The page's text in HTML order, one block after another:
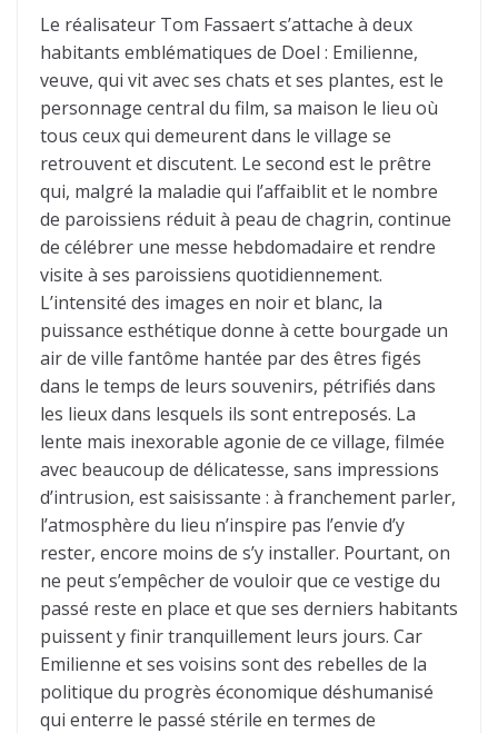
Le réalisateur Tom Fassaert s’attache à deux
habitants emblématiques de Doel : Emilienne,
veuve, qui vit avec ses chats et ses plantes, est le
personnage central du film, sa maison le lieu où
tous ceux qui demeurent dans le village se
retrouvent et discutent. Le second est le prêtre
qui, malgré la maladie qui l’affaiblit et le nombre
de paroissiens réduit à peau de chagrin, continue
de célébrer une messe hebdomadaire et rendre
visite à ses paroissiens quotidiennement.
L’intensité des images en noir et blanc, la
puissance esthétique donne à cette bourgade un
air de ville fantôme hantée par des êtres figés
dans le temps de leurs souvenirs, pétrifiés dans
les lieux dans lesquels ils sont entreposés. La
lente mais inexorable agonie de ce village, filmée
avec beaucoup de délicatesse, sans impressions
d’intrusion, est saisissante : à franchement parler,
l’atmosphère du lieu n’inspire pas l’envie d’y
rester, encore moins de s’y installer. Pourtant, on
ne peut s’empêcher de vouloir que ce vestige du
passé reste en place et que ses derniers habitants
puissent y finir tranquillement leurs jours. Car
Emilienne et ses voisins sont des rebelles de la
politique du progrès économique déshumanisé
qui enterre le passé stérile en termes de